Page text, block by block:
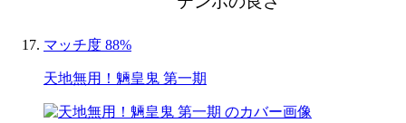
マッチ度 88%
天地無用！魎皇鬼 第一期